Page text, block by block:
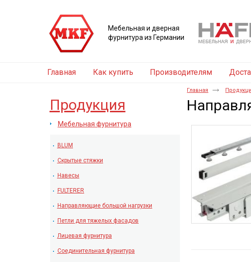
Мебельная и дверная
фурнитура из Германии
Главная Как купить Производителям
Продукция
Мебельная фурнитура
BLUM
Скрытые стяжки
Навесы
FULTERER
Направляющие большой нагрузки
Петли для тяжелых фасадов
Лицевая фурнитура
Соединительная фурнитура
Главная